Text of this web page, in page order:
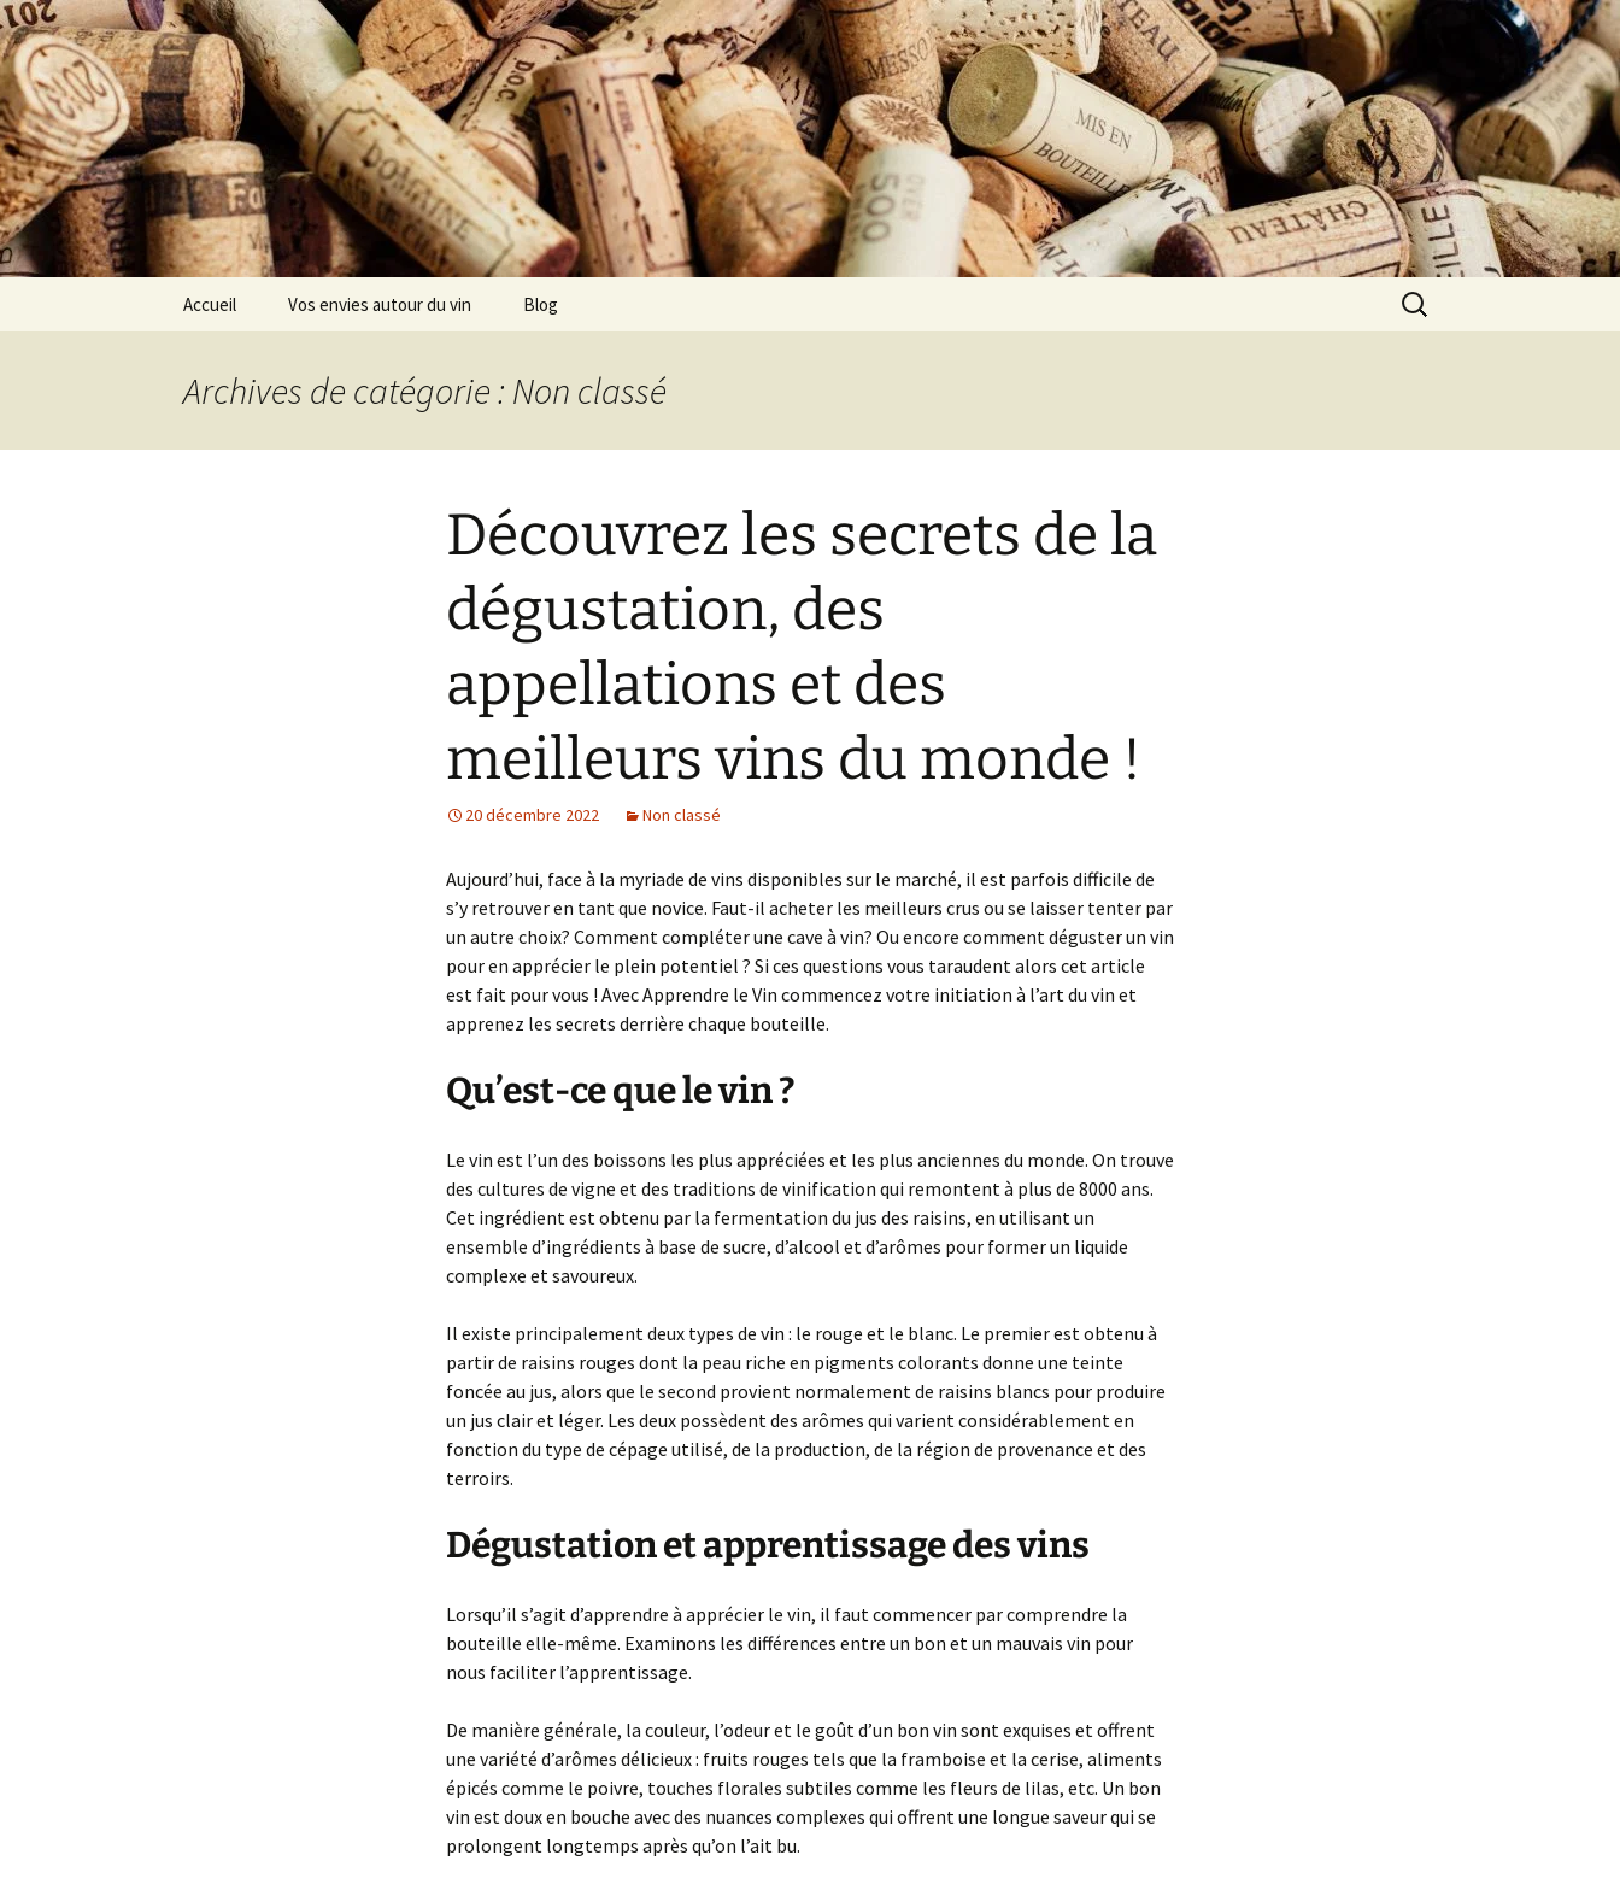
Accueil Vos envies autour du vin
d’oenologie à Bordeaux
que vous allez adorer
Réservez LE cours
d’oenologie à Brest
Réservez LE cours
d’oenologie à Strasbourg
que vous allez adorer
Réservez LE cours
que vous allez adorer
Blog
Rechercher :
Archives de catégorie : Non classé
Découvrez les secrets de la
dégustation, des
appellations et des
meilleurs vins du monde !
20 décembre 2022 Non classé
Aujourd’hui, face à la myriade de vins disponibles sur le marché, il est parfois difficile de
s’y retrouver en tant que novice. Faut-il acheter les meilleurs crus ou se laisser tenter par
un autre choix? Comment compléter une cave à vin? Ou encore comment déguster un vin
pour en apprécier le plein potentiel ? Si ces questions vous taraudent alors cet article
est fait pour vous ! Avec Apprendre le Vin commencez votre initiation à l’art du vin et
apprenez les secrets derrière chaque bouteille.
Qu’est-ce que le vin ?
Le vin est l’un des boissons les plus appréciées et les plus anciennes du monde. On trouve
des cultures de vigne et des traditions de vinification qui remontent à plus de 8000 ans.
Cet ingrédient est obtenu par la fermentation du jus des raisins, en utilisant un
ensemble d’ingrédients à base de sucre, d’alcool et d’arômes pour former un liquide
complexe et savoureux.
Il existe principalement deux types de vin : le rouge et le blanc. Le premier est obtenu à
partir de raisins rouges dont la peau riche en pigments colorants donne une teinte
foncée au jus, alors que le second provient normalement de raisins blancs pour produire
un jus clair et léger. Les deux possèdent des arômes qui varient considérablement en
fonction du type de cépage utilisé, de la production, de la région de provenance et des
terroirs.
Dégustation et apprentissage des vins
Lorsqu’il s’agit d’apprendre à apprécier le vin, il faut commencer par comprendre la
bouteille elle-même. Examinons les différences entre un bon et un mauvais vin pour
nous faciliter l’apprentissage.
De manière générale, la couleur, l’odeur et le goût d’un bon vin sont exquises et offrent
une variété d’arômes délicieux : fruits rouges tels que la framboise et la cerise, aliments
épicés comme le poivre, touches florales subtiles comme les fleurs de lilas, etc. Un bon
vin est doux en bouche avec des nuances complexes qui offrent une longue saveur qui se
prolongent longtemps après qu’on l’ait bu.